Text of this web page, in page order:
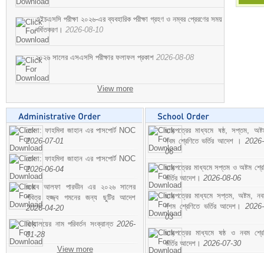
এইচএসসি পরীক্ষা ২০২৬-এর ব্যবহারিক পরীক্ষা গ্রহণ ও নম্বর প্রেরণের সময়
বর্ধিতকরণ। 2026-08-10
২০২৬ সালের এসএসসি পরীক্ষার ফলাফল প্রকাশ 2026-08-08
View more
মোসা: ফাহমিদা জাহান এর পাসপোর্ট NOC
2026-07-01
মোসা: ফাহমিদা জাহান এর পাসপোর্ট NOC
2026-06-04
জনাব আলফা পারভীন এর ২০২৬ সালের
পবিত্র হজ্জ্ব গমনের জন্য ছুটির আদেশ
2026-04-20
বিদ্যালয়ের নাম পরিবর্তন সংক্রান্ত 2026-
01-28
View more
ছাড়পত্রের মাধ্যমে ষষ্ঠ, সপ্তম,
নবম শ্রেণিতে ভর্তির আদেশ ।
06
ছাড়পত্রের মাধ্যমে সপ্তম ও অষ্টম
ভর্তির আদেশ। 2026-08-06
ছাড়পত্রের মাধ্যমে সপ্তম, অষ্টম,
দশম শ্রেণিতে ভর্তির আদেশ।
03
ছাড়পত্রের মাধ্যমে ষষ্ঠ ও নবম
ভর্তির আদেশ। 2026-07-30